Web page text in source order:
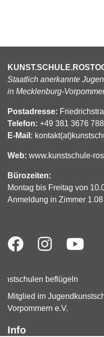
Staatlich anerkannte
in Mecklenburg-
Postadresse:
Telefon: +49 381 3676
E-Mail:
Web: www.kunstschule-
Bürozeiten:
Montag bis Freitag von
Anmeldung in Zimmer 1.08
Mitglied im
Vorpommern e.V.
Info